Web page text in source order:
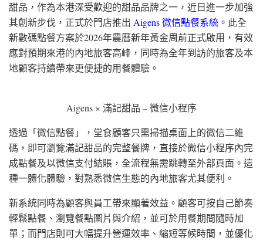
甜品，作為本港深受歡迎的甜品品牌之一，近日進一步加強
其創新步伐，正式於門店推出 Aigens 微信點餐系統 。此全
新數碼點餐方案於2026年農曆新年黃金周前正式啟用，有效
應對預期來港的內地旅客高峰，同時為全年到訪的旅客及本
地顧客持續帶來更便捷的用餐體驗。
Aigens × 滿記甜品 – 微信小程序
透過「微信點餐」，堂食顧客只需掃描桌面上的微信二維
碼，即可瀏覽滿記甜品的完整餐牌，直接於微信小程序內完
成點餐及以微信支付結賬，全流程無需跳轉至外部頁面。這
種一體化體驗，對熟悉微信生態的內地旅客尤其便利。
新系統同時為顧客與員工帶來顯著效益。顧客可按自己節奏
輕鬆點餐、瀏覽餐點圖片與介紹，並可於用餐期間隨時加
單；而門店則可大幅提升營運效率、縮短等候時間，並優化